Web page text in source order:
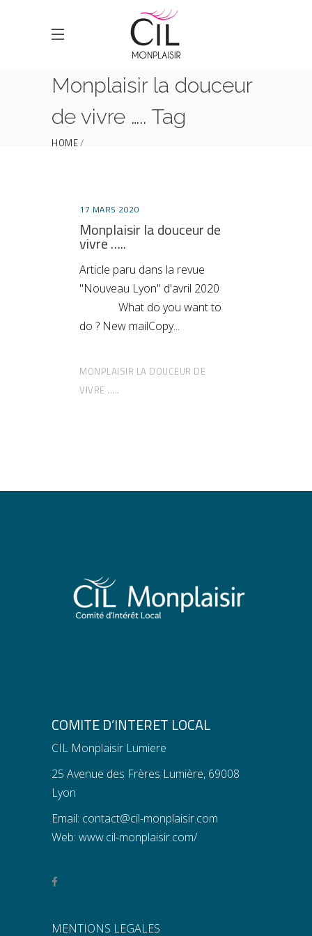
Monplaisir la douceur
de vivre ….. Tag
HOME
17 MARS 2020
Monplaisir la douceur de
vivre …..
Article paru dans la revue
"Nouveau Lyon" d'avril 2020
What do you want to
do ? New mailCopy
MONPLAISIR LA DOUCEUR DE
VIVRE .....
COMITE D’INTERET LOCAL
CIL Monplaisir Lumiere
25 Avenue des Frères Lumière, 69008
Lyon
Email: contact@cil-monplaisir.com
Web: www.cil-monplaisir.com/
MENTIONS LEGALES